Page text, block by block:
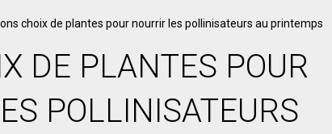
choix de plantes pour nourrir les pollinisateurs au printemps
DE PLANTES POUR
POLLINISATEURS